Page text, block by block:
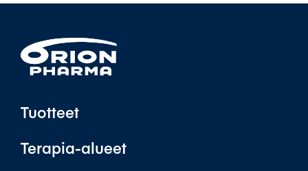
Tuotteet
Terapia-alueet